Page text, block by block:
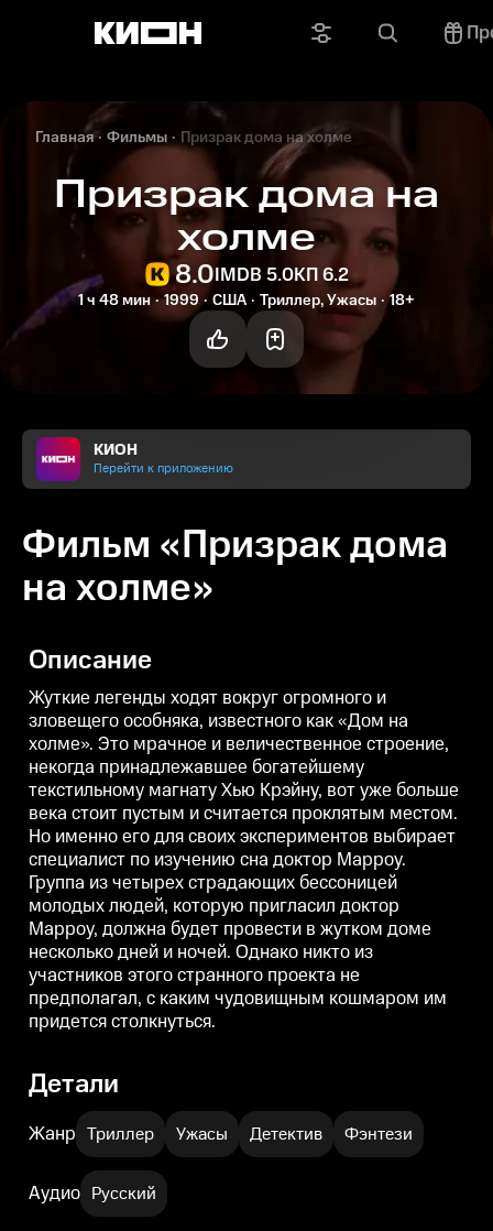
Главная Фильмы Призрак дома на холме
Призрак дома на
холме
8.0IMDB 5.0КП 6.2
1 ч 48 мин 1999 США Триллер, Ужасы 18+
КИОН
Перейти к приложению
Фильм «Призрак дома
на холме»
Описание
Жуткие легенды ходят вокруг огромного и
зловещего особняка, известного как «Дом на
холме». Это мрачное и величественное строение,
некогда принадлежавшее богатейшему
текстильному магнату Хью Крэйну, вот уже больше
века стоит пустым и считается проклятым местом.
Но именно его для своих экспериментов выбирает
специалист по изучению сна доктор Марроу.
Группа из четырех страдающих бессоницей
молодых людей, которую пригласил доктор
Марроу, должна будет провести в жутком доме
несколько дней и ночей. Однако никто из
участников этого странного проекта не
предполагал, с каким чудовищным кошмаром им
придется столкнуться.
Детали
Жанр Триллер Ужасы Детектив Фэнтези
Аудио Русский